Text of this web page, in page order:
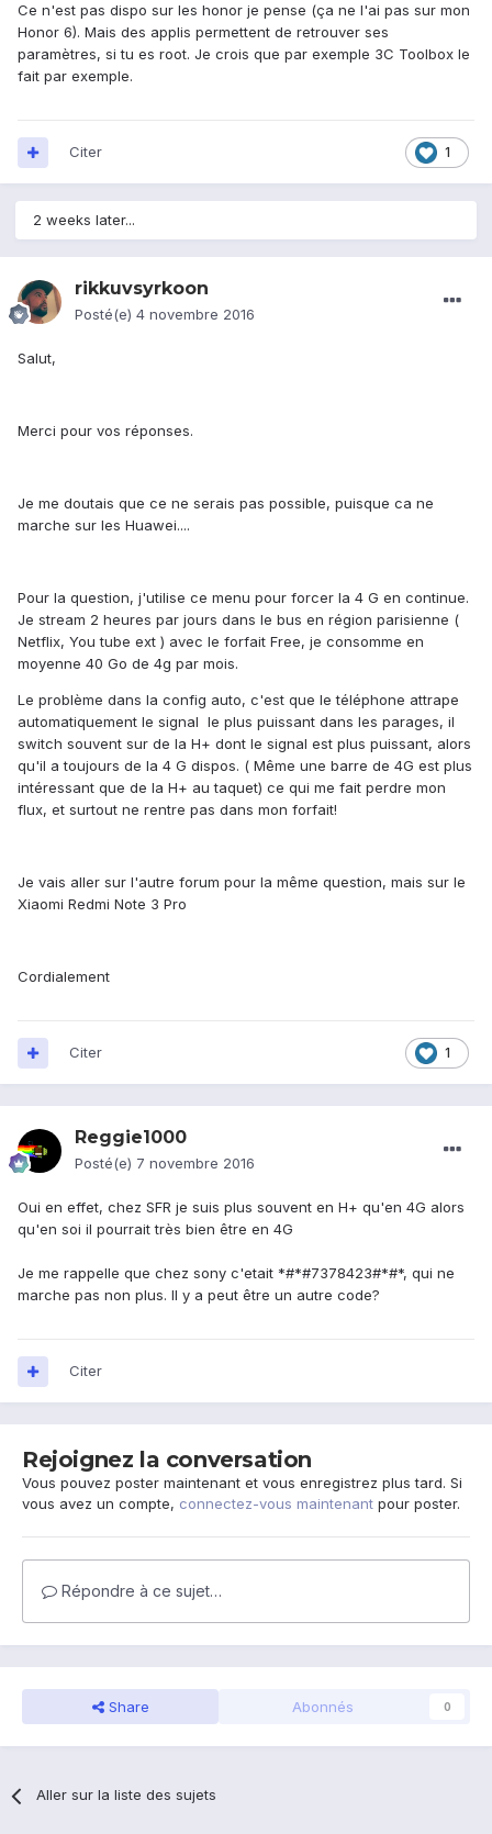
Ce n'est pas dispo sur les honor je pense (ça ne l'ai pas sur mon
Honor 6). Mais des applis permettent de retrouver ses
paramètres, si tu es root. Je crois que par exemple 3C Toolbox le
fait par exemple.
1
Citer
2 weeks later...
rikkuvsyrkoon
Posté(e) 4 novembre 2016
Salut,
Merci pour vos réponses.
Je me doutais que ce ne serais pas possible, puisque ca ne
marche sur les Huawei....
Pour la question, j'utilise ce menu pour forcer la 4 G en continue.
Je stream 2 heures par jours dans le bus en région parisienne (
Netflix, You tube ext ) avec le forfait Free, je consomme en
moyenne 40 Go de 4g par mois.
Le problème dans la config auto, c'est que le téléphone attrape
automatiquement le signal le plus puissant dans les parages, il
switch souvent sur de la H+ dont le signal est plus puissant, alors
qu'il a toujours de la 4 G dispos. ( Même une barre de 4G est plus
intéressant que de la H+ au taquet) ce qui me fait perdre mon
flux, et surtout ne rentre pas dans mon forfait!
Je vais aller sur l'autre forum pour la même question, mais sur le
Xiaomi Redmi Note 3 Pro
Cordialement
1
Citer
Reggie1000
Posté(e) 7 novembre 2016
Oui en effet, chez SFR je suis plus souvent en H+ qu'en 4G alors
qu'en soi il pourrait très bien être en 4G
Je me rappelle que chez sony c'etait *#*#7378423#*#*, qui ne
marche pas non plus. Il y a peut être un autre code?
Citer
Rejoignez la conversation
Vous pouvez poster maintenant et vous enregistrez plus tard. Si
vous avez un compte, connectez-vous maintenant pour poster.
Répondre à ce sujet…
Share Abonnés 0
Aller sur la liste des sujets